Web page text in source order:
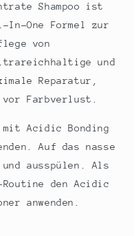
Shampoo ist
In-One Formel zur
von
und
Reparatur,
Farbverlust.
Acidic Bonding
Auf das nasse
ausspülen. Als
den Acidic
anwenden.